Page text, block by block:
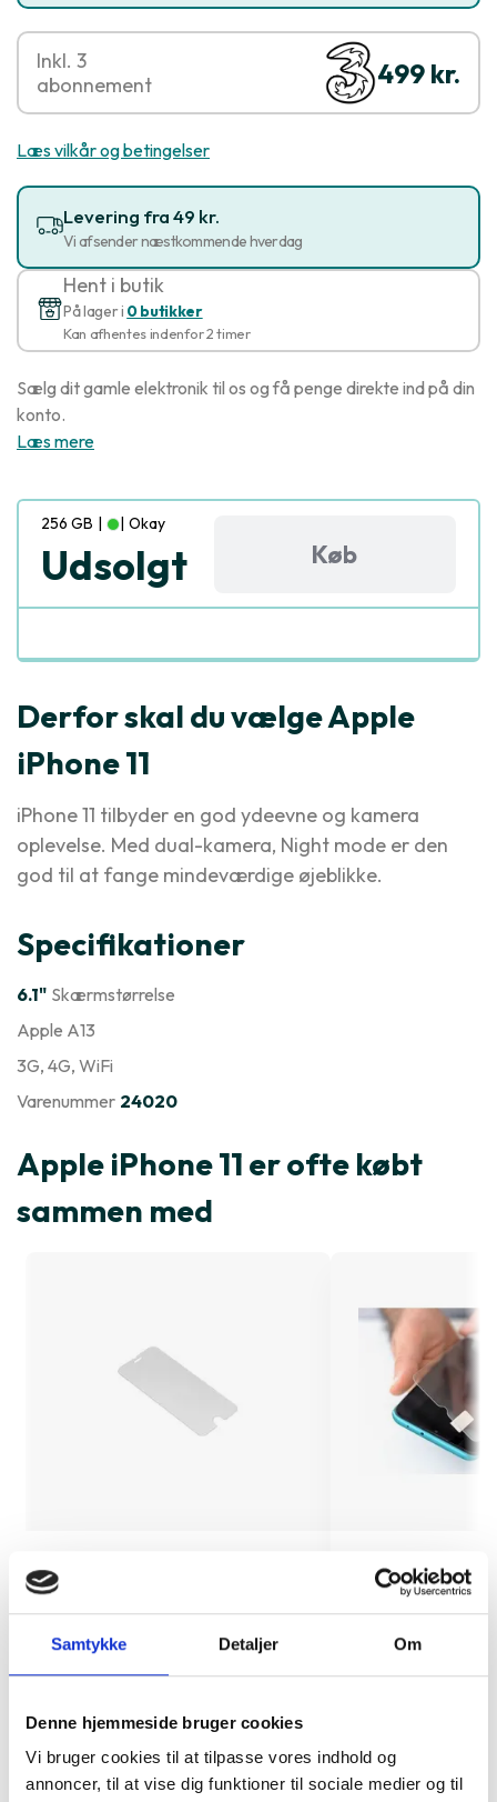
Samtykke Detaljer Om
Denne hjemmeside bruger cookies
Vi bruger cookies til at tilpasse vores indhold og
annoncer, til at vise dig funktioner til sociale medier og til
499 kr.
Inkl. 3
abonnement
Læs vilkår og betingelser
Levering fra 49 kr.
Vi afsender næstkommende hverdag
Hent i butik
På lager i 0 butikker
Kan afhentes indenfor 2 timer
Sælg dit gamle elektronik til os og få penge direkte ind på din
konto.
Læs mere
256 GB | | Okay
Udsolgt Køb
Derfor skal du vælge Apple
iPhone 11
iPhone 11 tilbyder en god ydeevne og kamera
oplevelse. Med dual-kamera, Night mode er den
god til at fange mindeværdige øjeblikke.
Specifikationer
6.1" Skærmstørrelse
Apple A13
3G, 4G, WiFi
Varenummer 24020
Apple iPhone 11 er ofte købt
sammen med
Skærmbeskyttelse iPhone Xr/11
149 kr. TILFØJ
Montering (OBS.
inkluderet!)
99 kr.